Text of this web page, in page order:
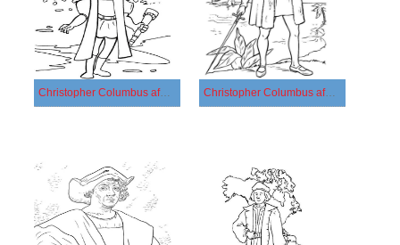
Christopher Columbus afdrukbaar voor kinderen Christopher Columbus afdrukbaar